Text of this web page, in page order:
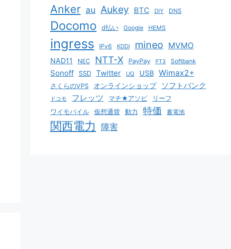
Anker au Aukey BTC DIY DNS
Docomo d払い Google HEMS
ingress IPv6 KDDI mineo MVMO
NAD11 NEC NTT-X PayPay PT3 Softbank
Sonoff SSD Twitter UQ USB Wimax2+
さくらのVPS オンラインショップ ソフトバンク
ドコモ フレッツ マチ★アソビ
リーフ
ワイモバイル
仮想通貨 動力 特価 蓄電池
関西電力 障害